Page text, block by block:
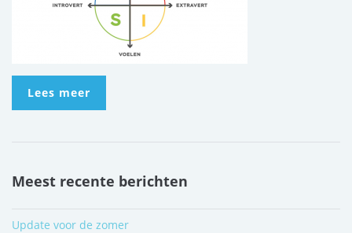
Lees meer
Meest recente berichten
Update voor de zomer